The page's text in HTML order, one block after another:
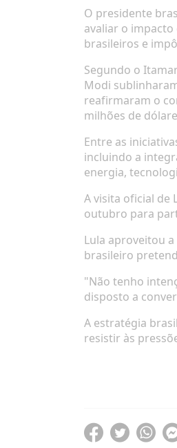
O presidente
avaliar o
brasileiros e
Segundo o
Modi
reafirmaram o
milhões de
Entre as
incluindo a
energia,
A visita oficial de
outubro para
Lula aproveitou
brasileiro
"Não tenho
disposto a
A estratégia
resistir às